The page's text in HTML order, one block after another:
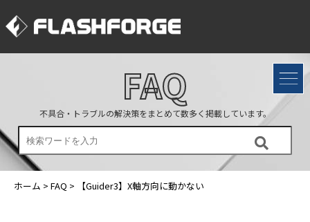
FAQ
不具合・トラブルの解決策をまとめて数多く掲載しています。
ホーム > FAQ > 【Guider3】X軸方向に動かない